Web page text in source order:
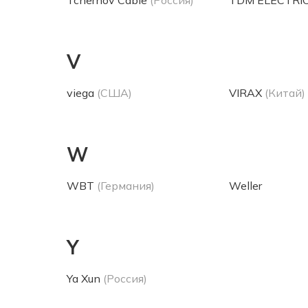
V
viega (США) VIRAX (Китай)
W
WBT (Германия) Weller
Y
Ya Xun (Россия)